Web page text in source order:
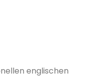
englischen